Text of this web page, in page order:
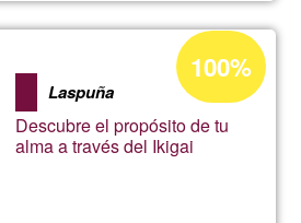
Laspuña
Descubre el propósito de tu
alma a través del Ikigai
Acceptance
percentage
Ğ1
100%